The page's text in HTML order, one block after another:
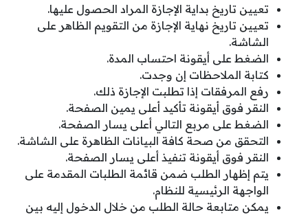
تعيين تاريخ بداية الإجازة المراد الحصول عليها.
تعيين تاريخ نهاية الإجازة من التقويم الظاهر على
الشاشة.
الضغط على أيقونة احتساب المدة.
كتابة الملاحظات إن وجدت.
رفع المرفقات إذا تطلبت الإجازة ذلك.
النقر فوق أيقونة تأكيد أعلى يمين الصفحة.
الضغط على مربع التالي أعلى يسار الصفحة.
التحقق من صحة كافة البيانات الظاهرة على الشاشة.
النقر فوق أيقونة تنفيذ أعلى يسار الصفحة.
يتم إظهار الطلب ضمن قائمة الطلبات المقدمة على
الواجهة الرئيسية للنظام.
يمكن متابعة حالة الطلب من خلال الدخول إليه بين